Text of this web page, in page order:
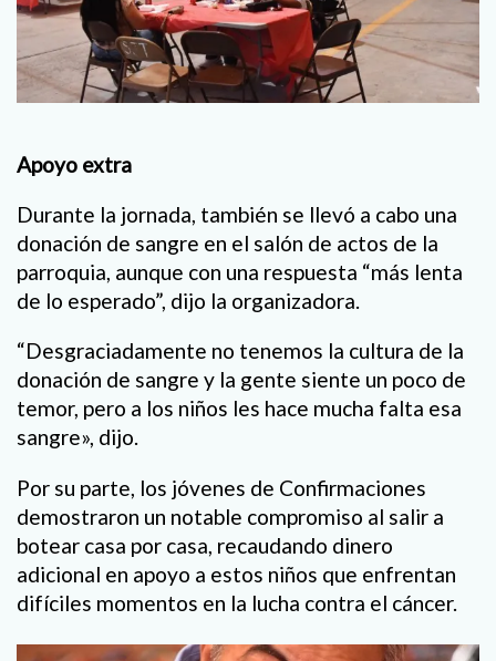
Apoyo extra
Durante la jornada, también se llevó a cabo una
donación de sangre en el salón de actos de la
parroquia, aunque con una respuesta “más lenta
de lo esperado”, dijo la organizadora.
“Desgraciadamente no tenemos la cultura de la
donación de sangre y la gente siente un poco de
temor, pero a los niños les hace mucha falta esa
sangre», dijo.
Por su parte, los jóvenes de Confirmaciones
demostraron un notable compromiso al salir a
botear casa por casa, recaudando dinero
adicional en apoyo a estos niños que enfrentan
difíciles momentos en la lucha contra el cáncer.